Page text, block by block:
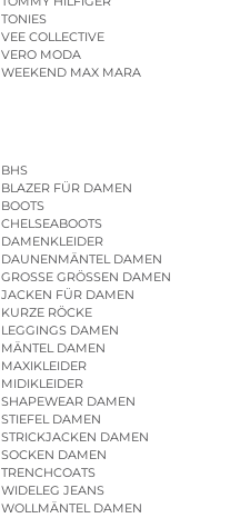
TONIES
VEE COLLECTIVE
VERO MODA
WEEKEND MAX MARA
BHS
BLAZER FÜR DAMEN
BOOTS
CHELSEABOOTS
DAMENKLEIDER
DAUNENMÄNTEL DAMEN
GROSSE GRÖSSEN DAMEN
JACKEN FÜR DAMEN
KURZE RÖCKE
LEGGINGS DAMEN
MÄNTEL DAMEN
MAXIKLEIDER
MIDIKLEIDER
SHAPEWEAR DAMEN
STIEFEL DAMEN
STRICKJACKEN DAMEN
SOCKEN DAMEN
TRENCHCOATS
WIDELEG JEANS
WOLLMÄNTEL DAMEN